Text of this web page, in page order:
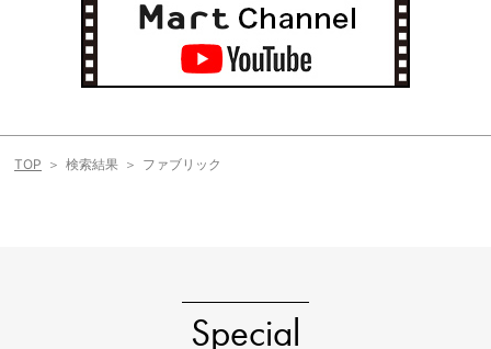
TOP 検索結果 ファブリック
Special